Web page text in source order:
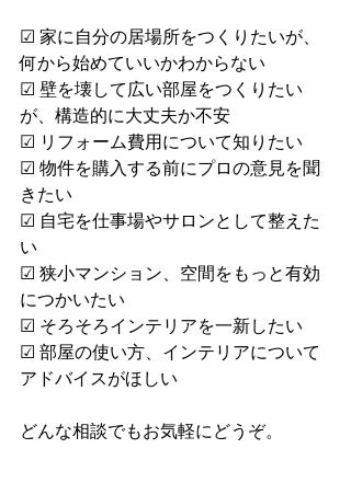
☑ 家に自分の居場所をつくりたいが、
何から始めていいかわからない
☑ 壁を壊して広い部屋をつくりたい
が、構造的に大丈夫か不安
☑ リフォーム費用について知りたい
☑ 物件を購入する前にプロの意見を聞
きたい
☑ 自宅を仕事場やサロンとして整えた
い
☑ 狭小マンション、空間をもっと有効
につかいたい
☑ そろそろインテリアを一新したい
☑ 部屋の使い方、インテリアについて
アドバイスがほしい
どんな相談でもお気軽にどうぞ。